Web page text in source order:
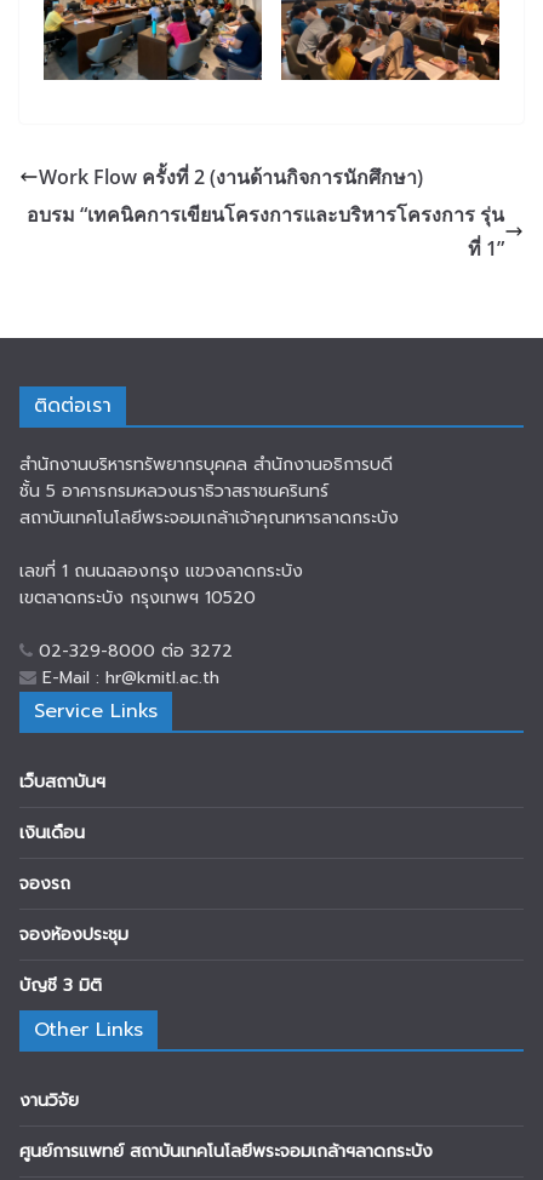
Work Flow ครั้งที่ 2 (งานด้านกิจการนักศึกษา)
อบรม “เทคนิคการเขียนโครงการและบริหารโครงการ รุ่น
ที่ 1”
ติดต่อเรา
สำนักงานบริหารทรัพยากรบุคคล สำนักงานอธิการบดี
ชั้น 5 อาคารกรมหลวงนราธิวาสราชนครินทร์
สถาบันเทคโนโลยีพระจอมเกล้าเจ้าคุณทหารลาดกระบัง
เลขที่ 1 ถนนฉลองกรุง แขวงลาดกระบัง
เขตลาดกระบัง กรุงเทพฯ 10520
02-329-8000 ต่อ 3272
E-Mail : hr@kmitl.ac.th
Service Links
เว็บสถาบันฯ
เงินเดือน
จองรถ
จองห้องประชุม
บัญชี 3 มิติ
Other Links
งานวิจัย
ศูนย์การแพทย์ สถาบันเทคโนโลยีพระจอมเกล้าฯลาดกระบัง